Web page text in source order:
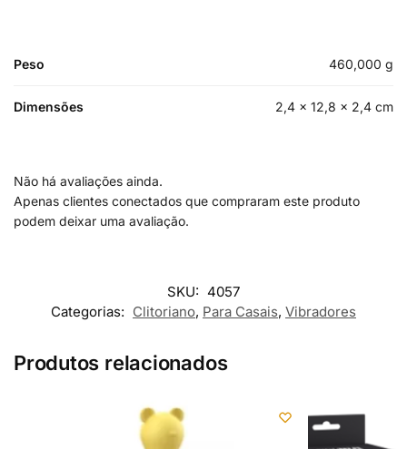
Peso 460,000 g
Dimensões 2,4 × 12,8 × 2,4 cm
Não há avaliações ainda.
Apenas clientes conectados que compraram este produto
podem deixar uma avaliação.
SKU: 4057
Categorias: Clitoriano, Para Casais, Vibradores
Produtos relacionados